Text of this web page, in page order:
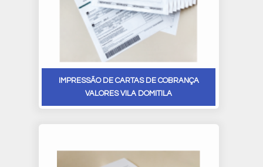
IMPRESSÃO DE CARTAS DE COBRANÇA
VALORES VILA DOMITILA